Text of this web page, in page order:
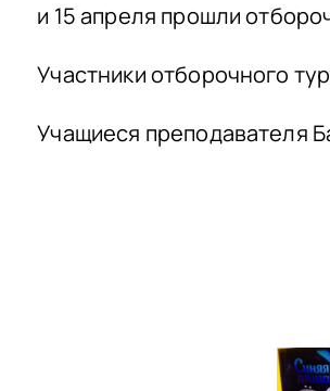
и 15 апреля прошли
Участники отборочного
Учащиеся преподавателя